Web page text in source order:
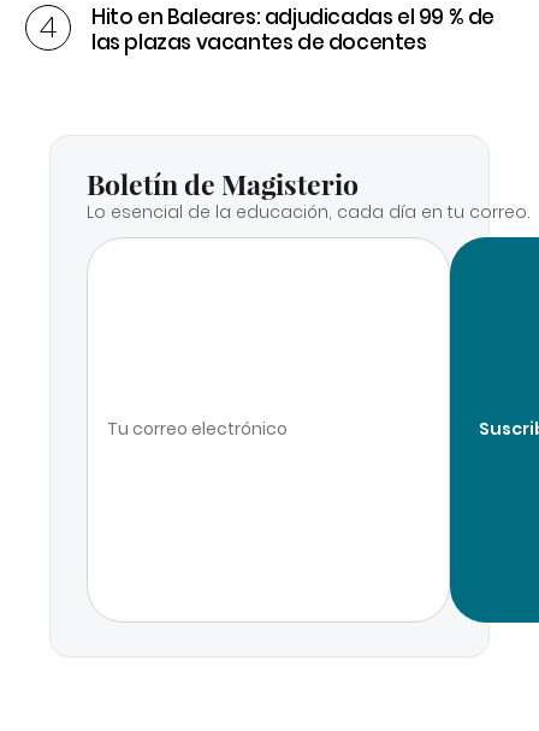
Hito en Baleares: adjudicadas el 99 % de
las plazas vacantes de docentes
Boletín de Magisterio
Lo esencial de la educación, cada día en tu correo.